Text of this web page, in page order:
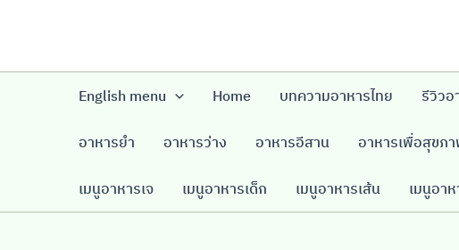
English menu Home บทความอาหารไทย รีวิวอ
อาหารยำ อาหารว่าง อาหารอีสาน อาหารเพื่อสุขภ
เมนูอาหารเจ เมนูอาหารเด็ก เมนูอาหารเส้น เมนูอา